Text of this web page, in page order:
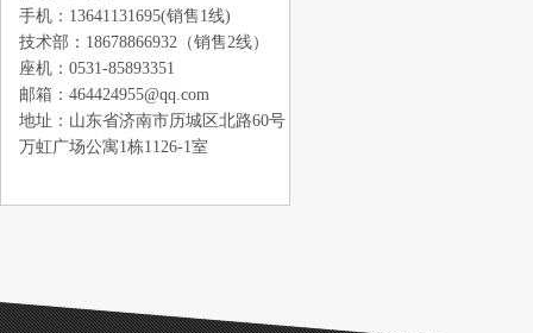
手机：13641131695(销售1线)
技术部：18678866932（销售2线）
座机：0531-85893351
邮箱：464424955@qq.com
地址：山东省济南市历城区北路60号
万虹广场公寓1栋1126-1室